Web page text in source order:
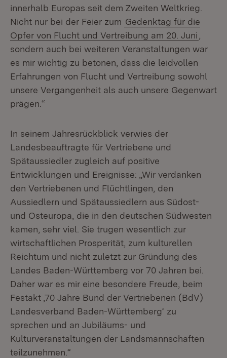
innerhalb Europas seit dem Zweiten Weltkrieg.
Nicht nur bei der Feier zum Gedenktag für die
Opfer von Flucht und Vertreibung am 20. Juni
sondern auch bei weiteren Veranstaltungen war
es mir wichtig zu betonen, dass die leidvollen
Erfahrungen von Flucht und Vertreibung sowohl
unsere Vergangenheit als auch unsere Gegenwart
prägen.“
In seinem Jahresrückblick verwies der
Landesbeauftragte für Vertriebene und
Spätaussiedler zugleich auf positive
Entwicklungen und Ereignisse: „Wir verdanken
den Vertriebenen und Flüchtlingen, den
Aussiedlern und Spätaussiedlern aus Südost-
und Osteuropa, die in den deutschen Südwesten
kamen, sehr viel. Sie trugen wesentlich zur
wirtschaftlichen Prosperität, zum kulturellen
Reichtum und nicht zuletzt zur Gründung des
Landes Baden-Württemberg vor 70 Jahren bei.
Daher war es mir eine besondere Freude, beim
Festakt ‚70 Jahre Bund der Vertriebenen (BdV)
Landesverband Baden-Württemberg‘ zu
sprechen und an Jubiläums- und
Kulturveranstaltungen der Landsmannschaften
teilzunehmen.“